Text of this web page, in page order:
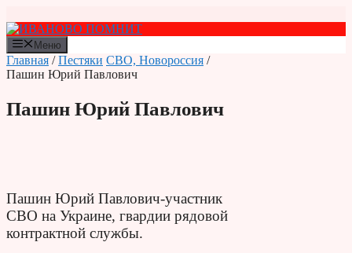
к
содержимому
Меню
Главная /Пестяки СВО, Новороссия /
Пашин Юрий Павлович
Пашин Юрий Павлович
Пашин Юрий Павлович-участник
СВО на Украине, гвардии рядовой
контрактной службы.